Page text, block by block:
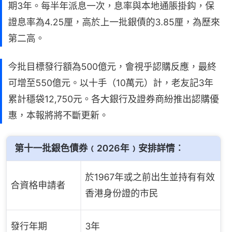
期3年。每半年派息一次，息率與本地通脹掛鈎，保
證息率為4.25厘，高於上一批銀債的3.85厘，為歷來
第二高。
今批目標發行額為500億元，會視乎認購反應，最終
可增至550億元。以十手（10萬元）計，老友記3年
累計穩袋12,750元。各大銀行及證券商紛推出認購優
惠，本報將將不斷更新。
第十一批銀色債券﹙2026年﹚安排詳情︰
合資格申請者
於1967年或之前出生並持有有效
香港身份證的市民
發行年期 3年